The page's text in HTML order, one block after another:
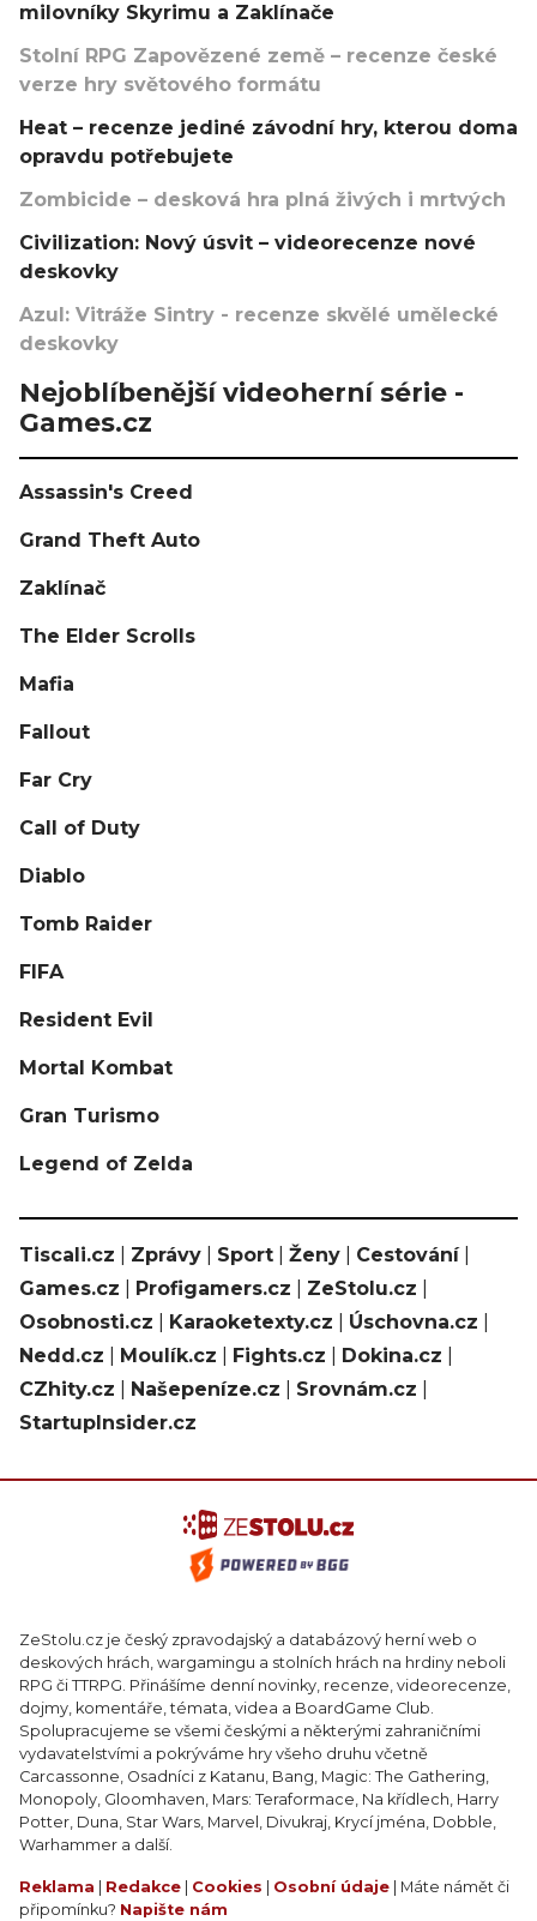
milovníky Skyrimu a Zaklínače
Stolní RPG Zapovězené země – recenze české
verze hry světového formátu
Heat – recenze jediné závodní hry, kterou doma
opravdu potřebujete
Zombicide – desková hra plná živých i mrtvých
Civilization: Nový úsvit – videorecenze nové
deskovky
Azul: Vitráže Sintry - recenze skvělé umělecké
deskovky
Nejoblíbenější videoherní série -
Games.cz
Assassin's Creed
Grand Theft Auto
Zaklínač
The Elder Scrolls
Mafia
Fallout
Far Cry
Call of Duty
Diablo
Tomb Raider
FIFA
Resident Evil
Mortal Kombat
Gran Turismo
Legend of Zelda
Tiscali.cz Zprávy Sport Ženy Cestování|
Games.cz
Profigamers.cz ZeStolu.cz
Osobnosti.cz
Karaoketexty.cz Úschovna.cz
Nedd.cz
Moulík.cz Fights.cz Dokina.cz
CZhity.cz
Našepeníze.cz Srovnám.cz
StartupInsider.cz
ZeStolu.cz je český zpravodajský a databázový herní web o
deskových hrách, wargamingu a stolních hrách na hrdiny neboli
RPG či TTRPG. Přinášíme denní novinky, recenze, videorecenze,
dojmy, komentáře, témata, videa a BoardGame Club.
Spolupracujeme se všemi českými a některými zahraničními
vydavatelstvími a pokrýváme hry všeho druhu včetně
Carcassonne, Osadníci z Katanu, Bang, Magic: The Gathering,
Monopoly, Gloomhaven, Mars: Teraformace, Na křídlech, Harry
Potter, Duna, Star Wars, Marvel, Divukraj, Krycí jména, Dobble,
Warhammer a další.
Reklama Redakce Cookies Osobní údaje | Máte námět či
připomínku? Napište nám